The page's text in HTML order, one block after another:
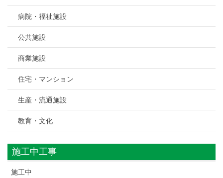
病院・福祉施設
公共施設
商業施設
住宅・マンション
生産・流通施設
教育・文化
施工中工事
施工中